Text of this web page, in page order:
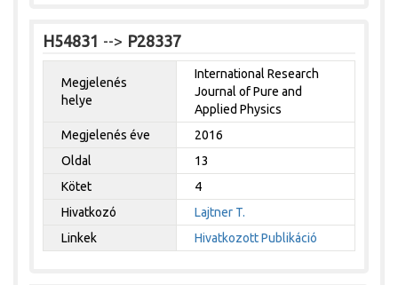
H54831 --> P28337
Megjelenés
helye
International Research
Journal of Pure and
Applied Physics
Megjelenés éve
2016
Oldal
13
Kötet
4
Hivatkozó
Lajtner T.
Linkek
Hivatkozott Publikáció